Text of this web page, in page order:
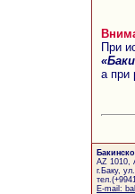
При
а при
AZ 1010,
г.Баку,
E-mail: